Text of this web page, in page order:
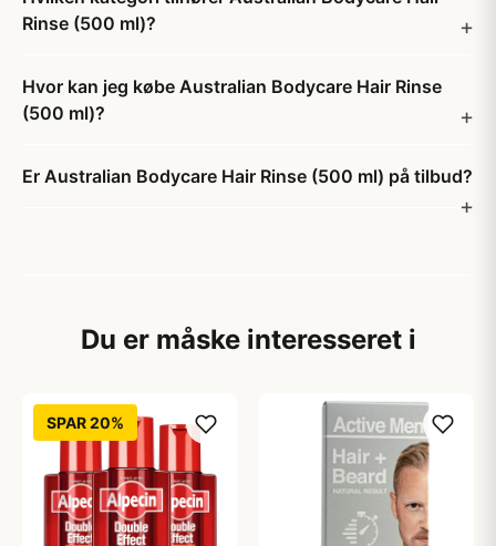
Rinse (500 ml)?
Hvor kan jeg købe Australian Bodycare Hair Rinse
(500 ml)?
Er Australian Bodycare Hair Rinse (500 ml) på tilbud?
Du er måske interesseret i
SPAR 20%